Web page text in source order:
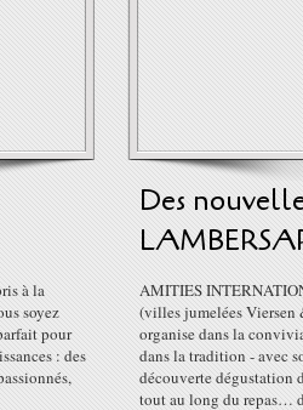
à la
soyez
pour
: des
Des
AMITIES
(villes jumelées
organise dans la
dans la tradition - avec
découverte dégustation
tout au long du repas…